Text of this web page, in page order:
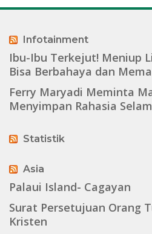
Infotainment
Ibu-Ibu Terkejut! Meniup
Bisa Berbahaya dan
Ferry Maryadi Meminta
Menyimpan Rahasia
Statistik
Asia
Palaui Island- Cagayan
Surat Persetujuan Orang
Kristen